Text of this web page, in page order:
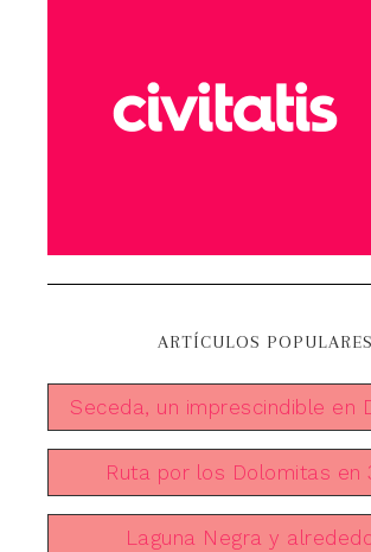
ARTÍCULOS POPULARES
Seceda, un imprescindible en
Ruta por los Dolomitas en
Laguna Negra y